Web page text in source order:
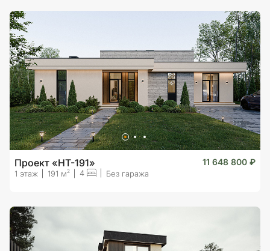
Проект «HT-191» 11 648 800 ₽
1 этаж 191 м2 4 Без гаража